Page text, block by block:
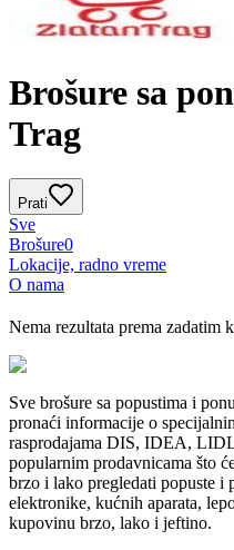
Brošure sa
Trag
Prati
Sve
Brošure0
Lokacije, radno vreme
O nama
Nema rezultata prema zadatim
Sve brošure sa popustima i
pronaći informacije o
rasprodajama DIS, IDEA,
popularnim prodavnicama što
brzo i lako pregledati popuste i
elektronike, kućnih aparata,
kupovinu brzo, lako i jeftino.